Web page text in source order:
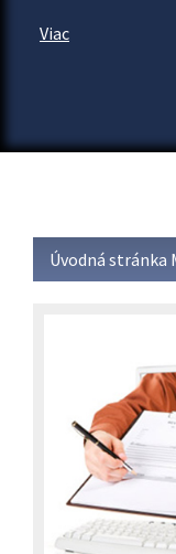
Viac
Úvodná stránka